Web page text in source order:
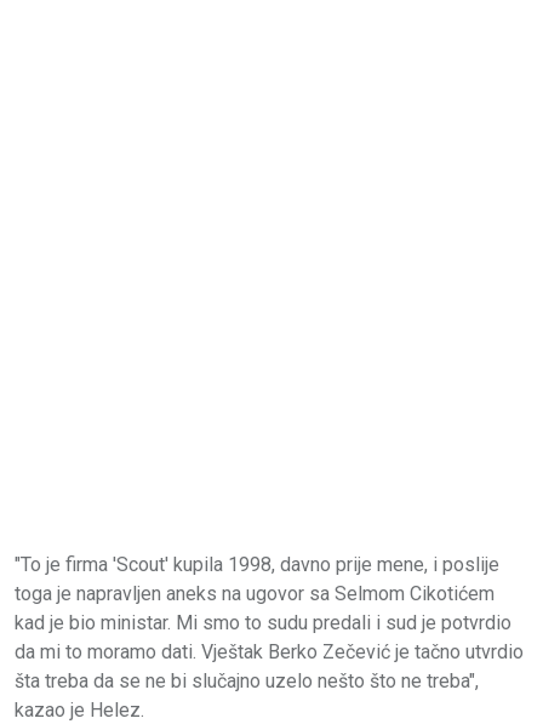
"To je firma 'Scout' kupila 1998, davno prije mene, i poslije
toga je napravljen aneks na ugovor sa Selmom Cikotićem
kad je bio ministar. Mi smo to sudu predali i sud je potvrdio
da mi to moramo dati. Vještak Berko Zečević je tačno utvrdio
šta treba da se ne bi slučajno uzelo nešto što ne treba",
kazao je Helez.